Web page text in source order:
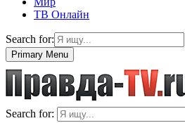
ТВ Онлайн
Search for:
Primary Menu
Search for: